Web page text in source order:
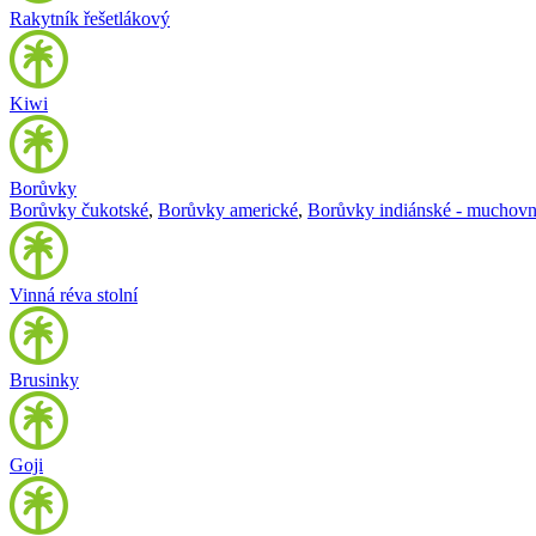
Rakytník řešetlákový
Kiwi
Borůvky
Borůvky čukotské, Borůvky americké, Borůvky indiánské -
Vinná réva stolní
Brusinky
Goji